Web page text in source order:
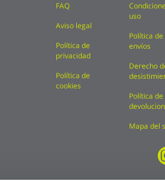
FAQ
Aviso legal
Política de
privacidad
Política de
cookies
uso
Política de
envíos
Derecho
Política de
Mapa del